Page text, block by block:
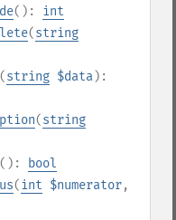
(): int
(string
(string $data):
(string
():
bool
(int $numerator,